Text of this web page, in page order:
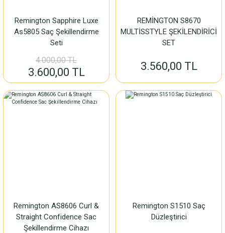
Remington Sapphire Luxe
As5805 Saç Şekillendirme
Seti
4.000,00 TL
3.600,00 TL
REMİNGTON S8670
MULTİSSTYLE ŞEKİLENDİRİCİ
SET
3.560,00 TL
Remington AS8606 Curl &
Straight Confidence Sac
Şekillendirme Cihazı
Remington S1510 Saç
Düzleştirici